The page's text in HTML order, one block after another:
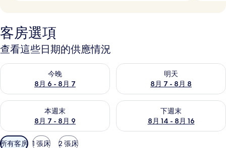
客房選項
查看這些日期的供應情況
今晚
8月 6 - 8月 7
查看今晚 (8月 6 - 8月 7) 的供應情況
明天
8月 7 - 8月 8
查看明天 (8月 7 - 8月 8) 的供
本週末
8月 7 - 8月 9
查看本週末 (8月 7 - 8月 9) 的供應情況
下週末
8月 14 - 8月 16
查看下週末 (8月 14 - 8月 16)
可
所有客房 1 張床 2 張床